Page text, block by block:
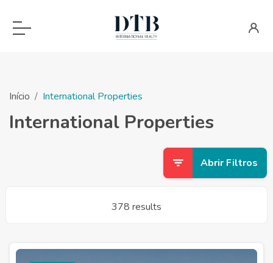
Início International Properties
International Properties
Abrir Filtros
378 results